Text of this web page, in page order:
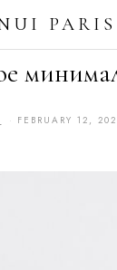
PARIS
FEBRUARY 12,